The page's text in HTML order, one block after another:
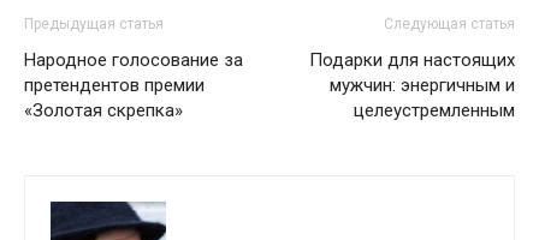
Предыдущая статья
Народное голосование за
претендентов премии
«Золотая скрепка»
Следующая статья
Подарки для настоящих
мужчин: энергичным и
целеустремленным